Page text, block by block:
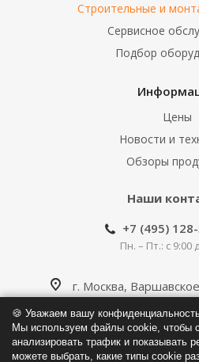
Строительные и
Сервисное
Подбор
Цены
Новости и
Обзоры
Наши
+7 (495)
Пн. – Пт.: с 9:00
г. Москва,
🍪 Уважаем вашу
Мы используем файлы cookie, чтобы
анализировать трафик и
можете выбрать, какие типы cookie